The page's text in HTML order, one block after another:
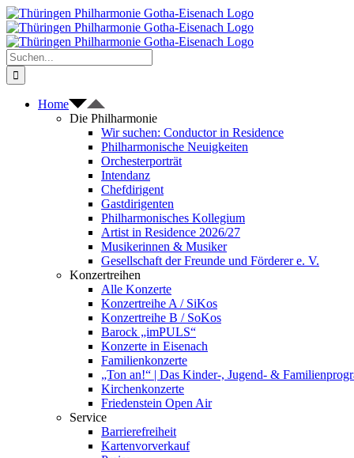
Zum
Inhalt
springen
Suche
nach:
Home
Die Philharmonie
Wir suchen: Conductor in Residence
Philharmonische Neuigkeiten
Orchesterporträt
Intendanz
Chefdirigent
Gastdirigenten
Philharmonisches Kollegium
Artist in Residence 2026/27
Musikerinnen & Musiker
Gesellschaft der Freunde und Förderer e. V.
Konzertreihen
Alle Konzerte
Konzertreihe A / SiKos
Konzertreihe B / SoKos
Barock „imPULS“
Konzerte in Eisenach
Familienkonzerte
„Ton an!“ | Das Kinder-, Jugend- &
Kirchenkonzerte
Friedenstein Open Air
Service
Barrierefreiheit
Kartenvorverkauf